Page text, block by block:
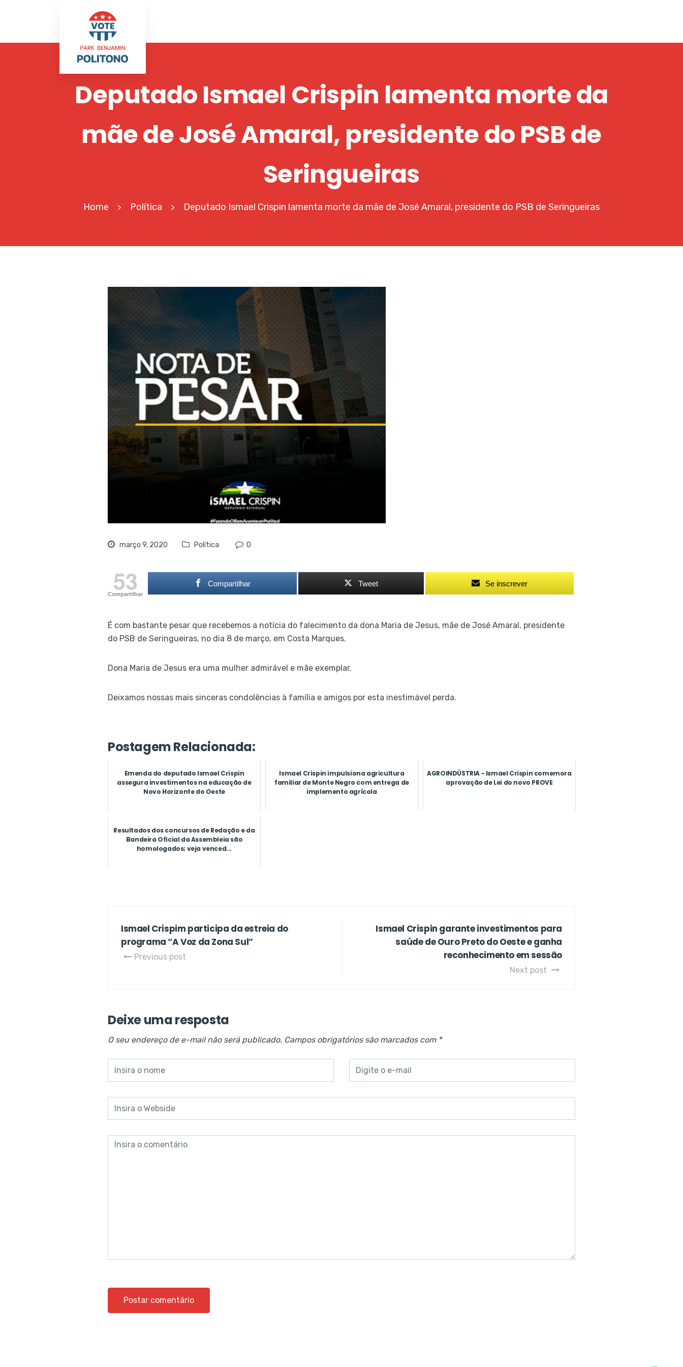
Deputado Ismael Crispin lamenta morte da
mãe de José Amaral, presidente do PSB de
Seringueiras
Home > Política > Deputado Ismael Crispin lamenta morte da mãe de José Amaral, presidente do PSB de Seringueiras
março 9, 2020 Política 0
53
Compartilhar
Compartilhar Tweet Se inscrever
É com bastante pesar que recebemos a notícia do falecimento da dona Maria de Jesus, mãe de José Amaral, presidente
do PSB de Seringueiras, no dia 8 de março, em Costa Marques.
Dona Maria de Jesus era uma mulher admirável e mãe exemplar.
Deixamos nossas mais sinceras condolências à família e amigos por esta inestimável perda.
Postagem Relacionada:
Emenda do deputado Ismael Crispin
assegura investimentos na educação de
Novo Horizonte do Oeste
Ismael Crispin impulsiona agricultura
familiar de Monte Negro com entrega de
implemento agrícola
AGROINDÚSTRIA - Ismael Crispin comemora
aprovação de Lei do novo PROVE
Resultados dos concursos de Redação e da
Bandeira Oficial da Assembleia são
homologados; veja venced...
Ismael Crispim participa da estreia do
programa “A Voz da Zona Sul”
Previous post
Ismael Crispin garante investimentos para
saúde de Ouro Preto do Oeste e ganha
reconhecimento em sessão
Next post
Deixe uma resposta
O seu endereço de e-mail não será publicado. Campos obrigatórios são marcados com *